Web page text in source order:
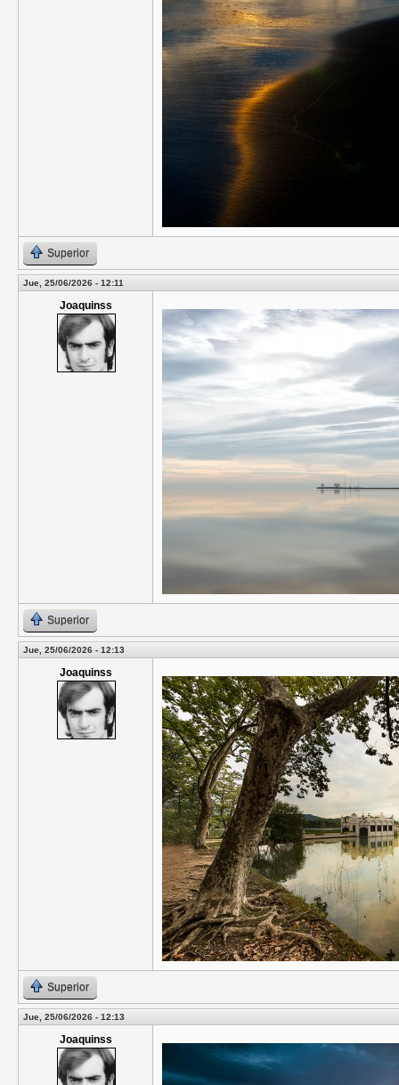
Superior
Jue, 25/06/2026 - 12:11
Joaquinss
Superior
Jue, 25/06/2026 - 12:13
Joaquinss
Superior
Jue, 25/06/2026 - 12:13
Joaquinss